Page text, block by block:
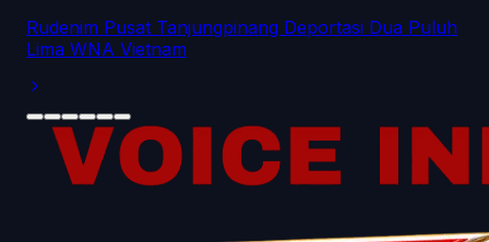
Rudenim Pusat Tanjungpinang Deportasi Dua Puluh
Lima WNA Vietnam